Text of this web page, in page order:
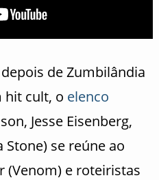
de Zumbilândia
hit cult, o elenco
Jesse Eisenberg,
se reúne ao
(Venom) e roteiristas